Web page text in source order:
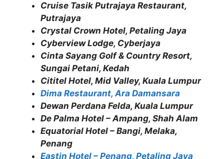
Cruise Tasik Putrajaya Restaurant,
Putrajaya
Crystal Crown Hotel, Petaling Jaya
Cyberview Lodge, Cyberjaya
Cinta Sayang Golf & Country Resort,
Sungai Petani, Kedah
Cititel Hotel, Mid Valley, Kuala Lumpur
Dima Restaurant, Ara Damansara
Dewan Perdana Felda, Kuala Lumpur
De Palma Hotel – Ampang, Shah Alam
Equatorial Hotel – Bangi, Melaka,
Penang
Eastin Hotel – Penang, Petaling Jaya